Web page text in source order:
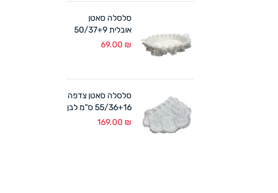
סלסלה סאטן
אובלית 50/37+9
ס"מ לבן
69.00 ₪
סלסלה סאטן צדפה
55/36+16 ס"מ לבן
169.00 ₪